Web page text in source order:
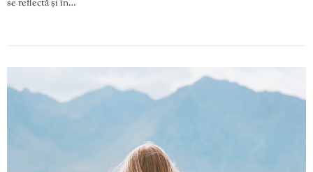
se reflectă și în…